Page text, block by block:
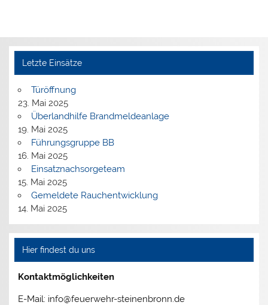
Letzte Einsätze
Türöffnung
23. Mai 2025
Überlandhilfe Brandmeldeanlage
19. Mai 2025
Führungsgruppe BB
16. Mai 2025
Einsatznachsorgeteam
15. Mai 2025
Gemeldete Rauchentwicklung
14. Mai 2025
Hier findest du uns
Kontaktmöglichkeiten
E-Mail: info@feuerwehr-steinenbronn.de